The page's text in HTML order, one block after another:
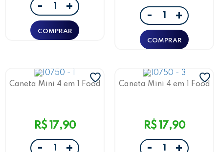
- +
- +
Caneta Mini 4 em 1 Food
R$ 17,90
- +
Caneta Mini 4 em 1 Food
R$ 17,90
- +